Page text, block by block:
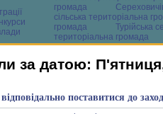
громада
сільська територіальна
громада
Турійська
територіальна громада
за датою:
поставитися до